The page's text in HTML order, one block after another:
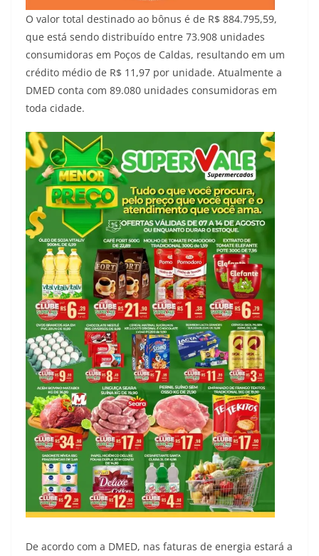
O valor total destinado ao bônus é de R$ 884.795,59,
que está sendo distribuído entre 73.908 unidades
consumidoras em Poços de Caldas, resultando em um
crédito médio de R$ 11,97 por unidade. Atualmente a
DMED conta com 89.080 unidades consumidoras em
toda cidade.
De acordo com a DMED, nas faturas de energia estará a